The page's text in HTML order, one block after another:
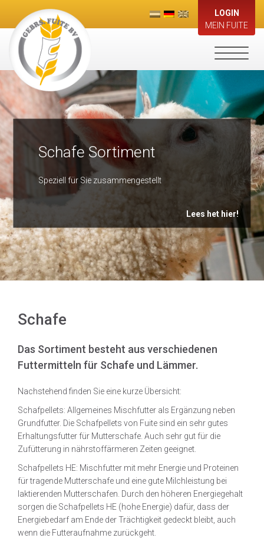
LOGIN
MEIN FUITE
Toggle
Schafe Sortiment
Speziell für Sie zusammengestellt
Lees het hier!
Schafe
Das Sortiment besteht aus verschiedenen
Futtermitteln für Schafe und Lämmer.
Nachstehend finden Sie eine kurze Übersicht:
Schafpellets: Allgemeines Mischfutter als Ergänzung neben
Grundfutter. Die Schafpellets von Fuite sind ein sehr gutes
Erhaltungsfutter für Mutterschafe. Auch sehr gut für die
Zufütterung in nährstoffärmeren Zeiten geeignet.
Schafpellets HE: Mischfutter mit mehr Energie und Proteinen
für tragende Mutterschafe und eine gute Milchleistung bei
laktierenden Mutterschafen. Durch den höheren Energiegehalt
sorgen die Schafpellets HE (hohe Energie) dafür, dass der
Energiebedarf am Ende der Trächtigkeit gedeckt bleibt, auch
wenn die Futteraufnahme zurückgeht.